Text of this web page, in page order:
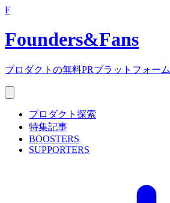
F
Founders&Fans
プロダクトの無料PRプラットフォーム
プロダクト探索
特集記事
BOOSTERS
SUPPORTERS